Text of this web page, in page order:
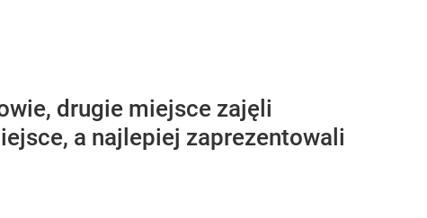
drugie miejsce zajęli
a najlepiej zaprezentowali